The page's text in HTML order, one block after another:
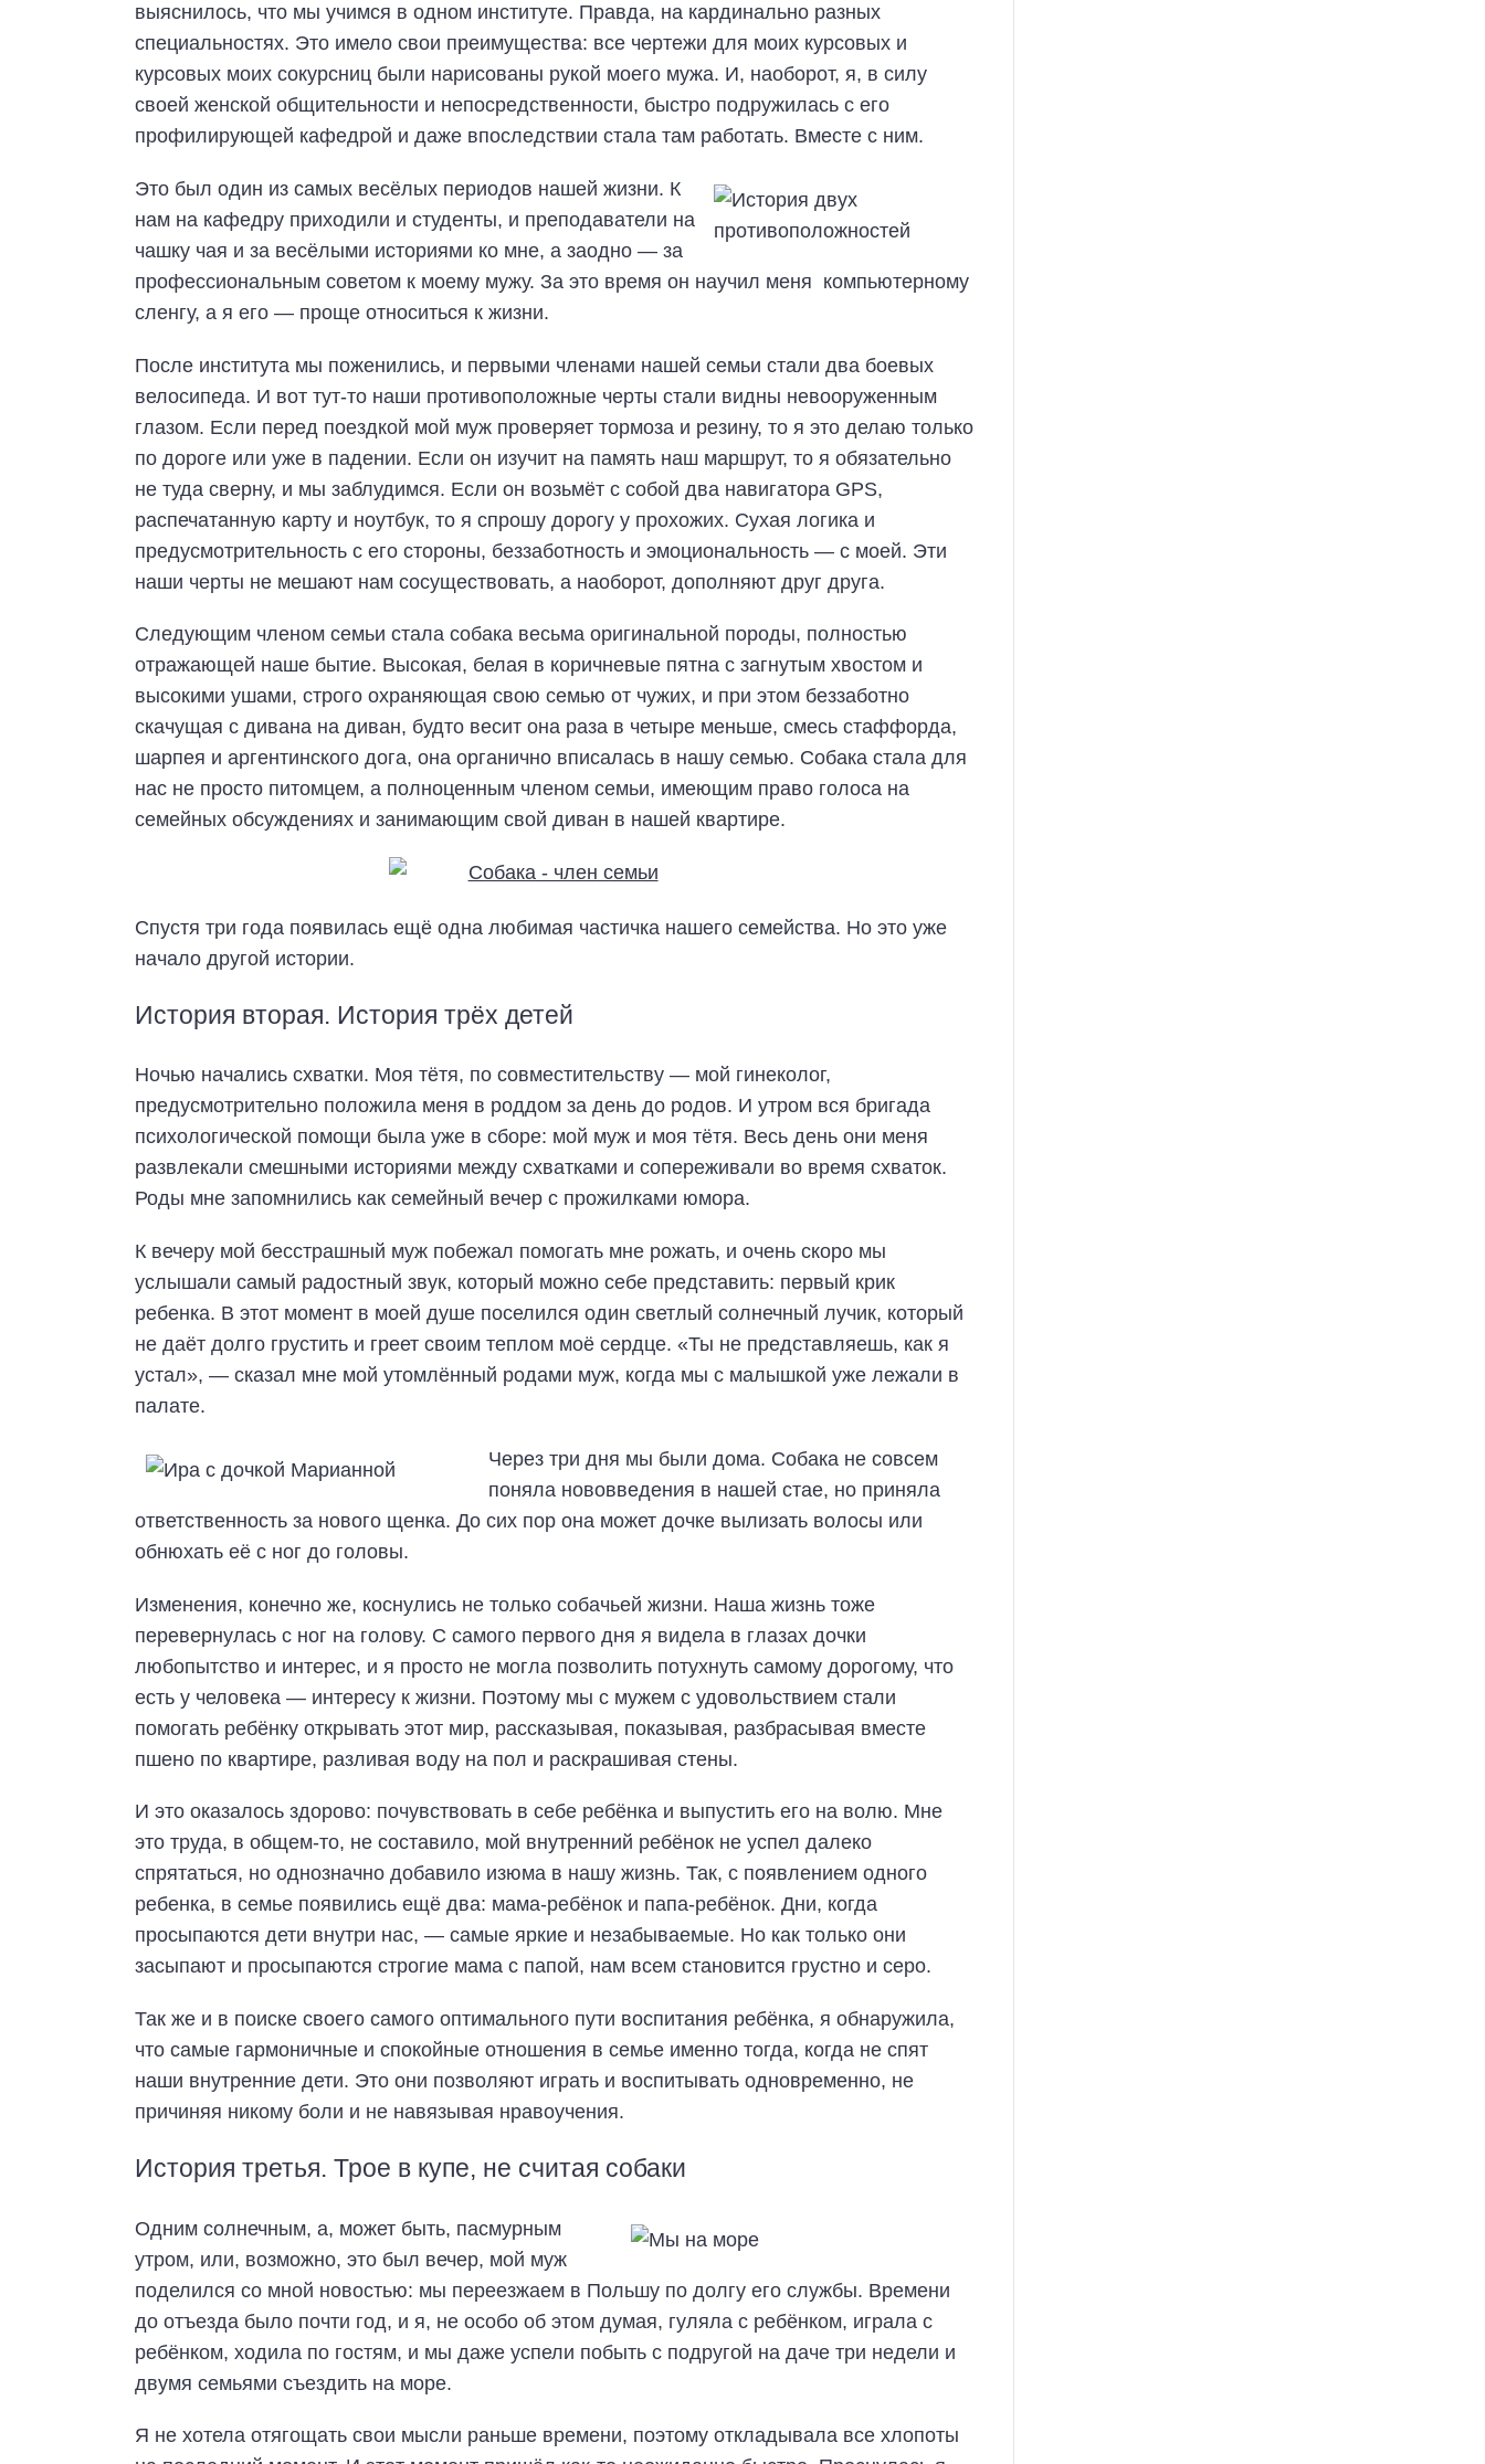
выяснилось, что мы учимся в одном институте. Правда, на кардинально разных
специальностях. Это имело свои преимущества: все чертежи для моих курсовых и
курсовых моих сокурсниц были нарисованы рукой моего мужа. И, наоборот, я, в силу
своей женской общительности и непосредственности, быстро подружилась с его
профилирующей кафедрой и даже впоследствии стала там работать. Вместе с ним.
Это был один из самых весёлых периодов нашей жизни. К
нам на кафедру приходили и студенты, и преподаватели на
чашку чая и за весёлыми историями ко мне, а заодно — за
профессиональным советом к моему мужу. За это время он научил меня компьютерному
сленгу, а я его — проще относиться к жизни.
После института мы поженились, и первыми членами нашей семьи стали два боевых
велосипеда. И вот тут-то наши противоположные черты стали видны невооруженным
глазом. Если перед поездкой мой муж проверяет тормоза и резину, то я это делаю только
по дороге или уже в падении. Если он изучит на память наш маршрут, то я обязательно
не туда сверну, и мы заблудимся. Если он возьмёт с собой два навигатора GPS,
распечатанную карту и ноутбук, то я спрошу дорогу у прохожих. Сухая логика и
предусмотрительность с его стороны, беззаботность и эмоциональность — с моей. Эти
наши черты не мешают нам сосуществовать, а наоборот, дополняют друг друга.
Следующим членом семьи стала собака весьма оригинальной породы, полностью
отражающей наше бытие. Высокая, белая в коричневые пятна с загнутым хвостом и
высокими ушами, строго охраняющая свою семью от чужих, и при этом беззаботно
скачущая с дивана на диван, будто весит она раза в четыре меньше, смесь стаффорда,
шарпея и аргентинского дога, она органично вписалась в нашу семью. Собака стала для
нас не просто питомцем, а полноценным членом семьи, имеющим право голоса на
семейных обсуждениях и занимающим свой диван в нашей квартире.
Спустя три года появилась ещё одна любимая частичка нашего семейства. Но это уже
начало другой истории.
История вторая. История трёх детей
Ночью начались схватки. Моя тётя, по совместительству — мой гинеколог,
предусмотрительно положила меня в роддом за день до родов. И утром вся бригада
психологической помощи была уже в сборе: мой муж и моя тётя. Весь день они меня
развлекали смешными историями между схватками и сопереживали во время схваток.
Роды мне запомнились как семейный вечер с прожилками юмора.
К вечеру мой бесстрашный муж побежал помогать мне рожать, и очень скоро мы
услышали самый радостный звук, который можно себе представить: первый крик
ребенка. В этот момент в моей душе поселился один светлый солнечный лучик, который
не даёт долго грустить и греет своим теплом моё сердце. «Ты не представляешь, как я
устал», — сказал мне мой утомлённый родами муж, когда мы с малышкой уже лежали в
палате.
Через три дня мы были дома. Собака не совсем
поняла нововведения в нашей стае, но приняла
ответственность за нового щенка. До сих пор она может дочке вылизать волосы или
обнюхать её с ног до головы.
Изменения, конечно же, коснулись не только собачьей жизни. Наша жизнь тоже
перевернулась с ног на голову. С самого первого дня я видела в глазах дочки
любопытство и интерес, и я просто не могла позволить потухнуть самому дорогому, что
есть у человека — интересу к жизни. Поэтому мы с мужем с удовольствием стали
помогать ребёнку открывать этот мир, рассказывая, показывая, разбрасывая вместе
пшено по квартире, разливая воду на пол и раскрашивая стены.
И это оказалось здорово: почувствовать в себе ребёнка и выпустить его на волю. Мне
это труда, в общем-то, не составило, мой внутренний ребёнок не успел далеко
спрятаться, но однозначно добавило изюма в нашу жизнь. Так, с появлением одного
ребенка, в семье появились ещё два: мама-ребёнок и папа-ребёнок. Дни, когда
просыпаются дети внутри нас, — самые яркие и незабываемые. Но как только они
засыпают и просыпаются строгие мама с папой, нам всем становится грустно и серо.
Так же и в поиске своего самого оптимального пути воспитания ребёнка, я обнаружила,
что самые гармоничные и спокойные отношения в семье именно тогда, когда не спят
наши внутренние дети. Это они позволяют играть и воспитывать одновременно, не
причиняя никому боли и не навязывая нравоучения.
История третья. Трое в купе, не считая собаки
Одним солнечным, а, может быть, пасмурным
утром, или, возможно, это был вечер, мой муж
поделился со мной новостью: мы переезжаем в Польшу по долгу его службы. Времени
до отъезда было почти год, и я, не особо об этом думая, гуляла с ребёнком, играла с
ребёнком, ходила по гостям, и мы даже успели побыть с подругой на даче три недели и
двумя семьями съездить на море.
Я не хотела отягощать свои мысли раньше времени, поэтому откладывала все хлопоты